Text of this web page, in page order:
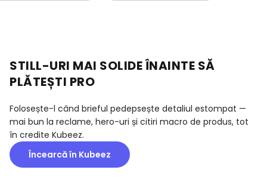
STILL-URI MAI SOLIDE ÎNAINTE SĂ
PLĂTEȘTI PRO
Folosește-l când brieful pedepsește detaliul estompat —
mai bun la reclame, hero-uri și citiri macro de produs, tot
în credite Kubeez.
Încearcă în Kubeez
DETALIU RAFINAT MATERIAL ONEST
Metal periat, sticlă și